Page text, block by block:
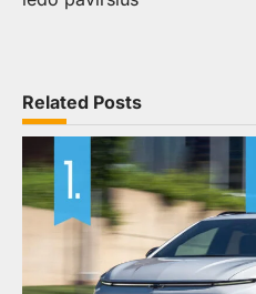
įrašų
Related Posts